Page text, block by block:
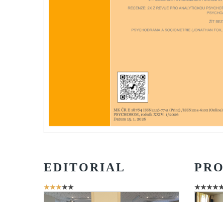
EDITORIAL
Hodnocení
uživatelů:3/5
PRO